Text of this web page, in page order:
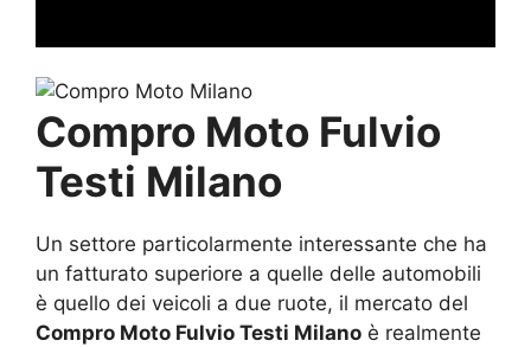
Compro Moto Fulvio
Testi Milano
Un settore particolarmente interessante che ha
un fatturato superiore a quelle delle automobili
è quello dei veicoli a due ruote, il mercato del
Compro Moto Fulvio Testi Milano è realmente